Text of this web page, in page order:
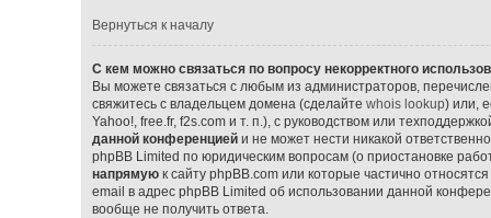
Вернуться к началу
С кем можно связаться по вопросу некорректного
Вы можете связаться с любым из администраторов,
свяжитесь с владельцем домена (сделайте whois lookup) или,
Yahoo!, free.fr, f2s.com и т. п.), с руководством или
данной конференциейи не может нести никакой
phpBB Limited по юридическим вопросам (о приостановке
напрямуюк сайту phpBB.com или которые частично
email в адрес phpBB Limited об использовании данной
вообще не получить ответа.